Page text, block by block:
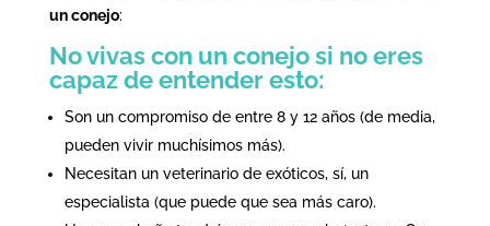
un conejo:
No vivas con un conejo si no eres
capaz de entender esto:
Son un compromiso de entre 8 y 12 años (de media,
pueden vivir muchísimos más).
Necesitan un veterinario de exóticos, sí, un
especialista (que puede que sea más caro).